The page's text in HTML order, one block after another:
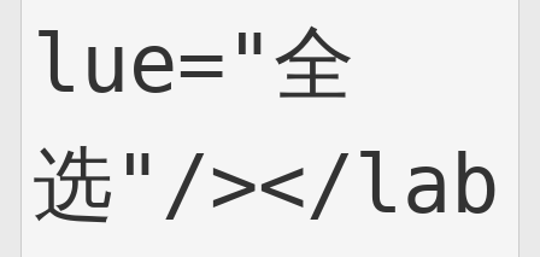
lue="全
选"/></lab